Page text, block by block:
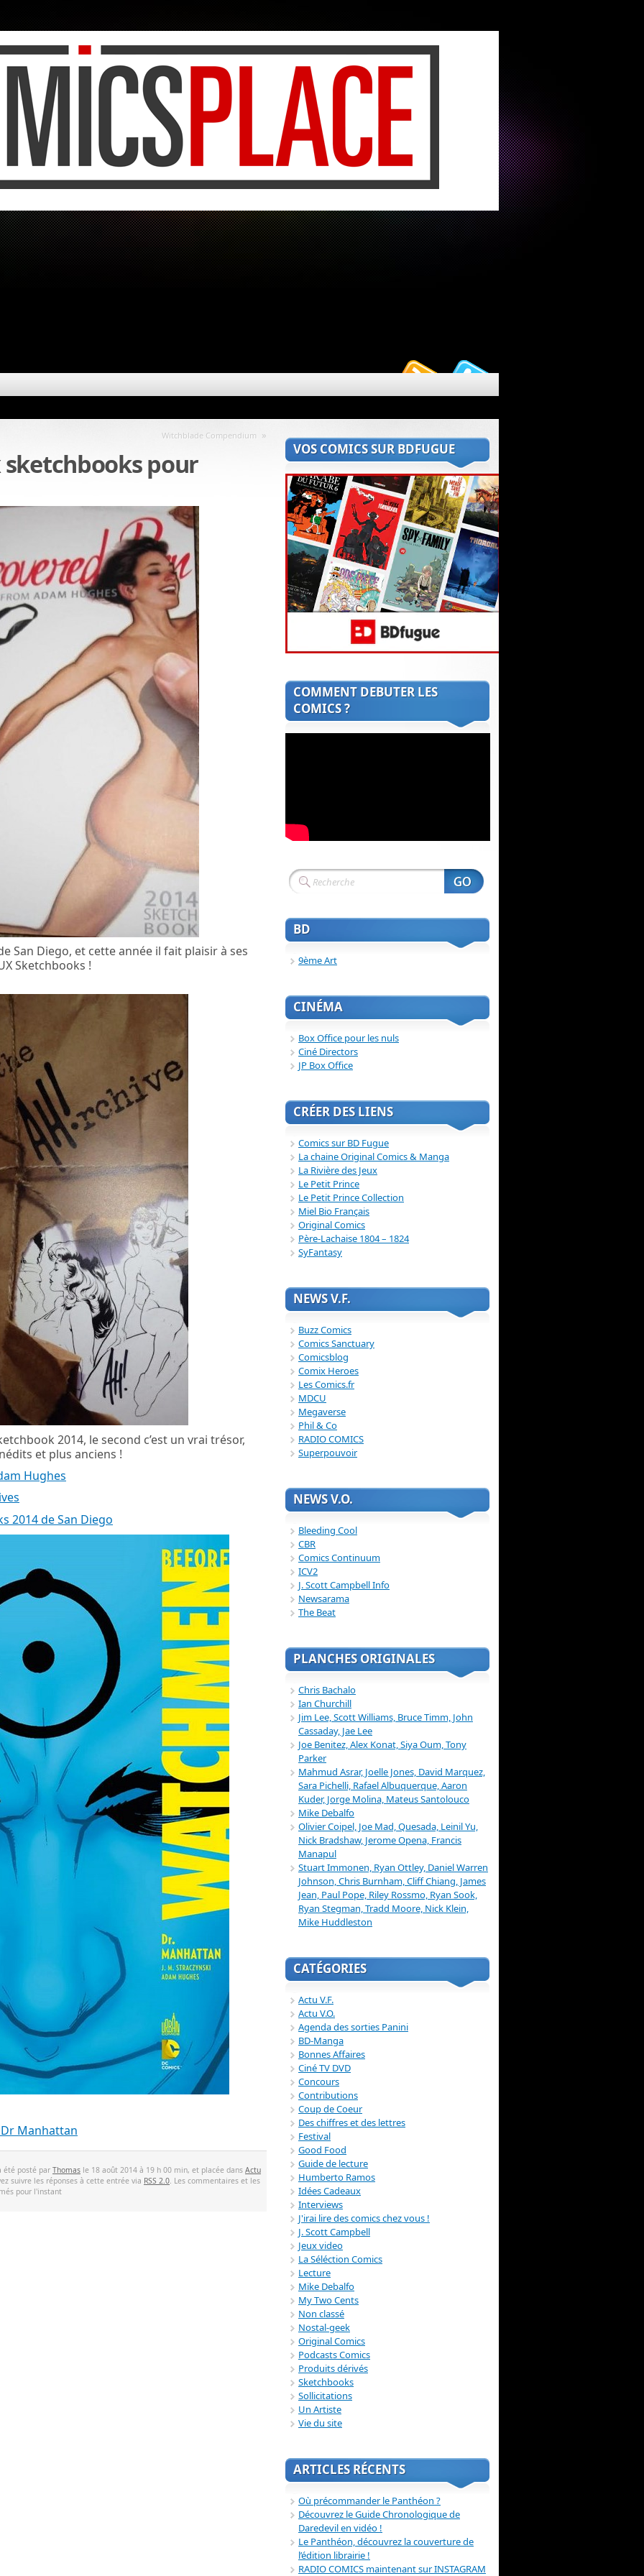
Witchblade Compendium »
pour
San Diego, et cette année il fait plaisir à ses
Sketchbooks !
2014, le second c’est un vrai trésor,
et plus anciens !
Hughes
2014 de San Diego
Manhattan
été posté par Thomas le 18 août 2014 à 19 h 00 min, et placée dans Actu
suivre les réponses à cette entrée via RSS 2.0. Les commentaires et les
pour l'instant
VOS COMICS SUR BDFUGUE
COMMENT DEBUTER LES
COMICS ?
BD
9ème Art
CINÉMA
Box Office pour les nuls
Ciné Directors
JP Box Office
CRÉER DES LIENS
Comics sur BD Fugue
La chaine Original Comics & Manga
La Rivière des Jeux
Le Petit Prince
Le Petit Prince Collection
Miel Bio Français
Original Comics
Père-Lachaise 1804 – 1824
SyFantasy
NEWS V.F.
Buzz Comics
Comics Sanctuary
Comicsblog
Comix Heroes
Les Comics.fr
MDCU
Megaverse
Phil & Co
RADIO COMICS
Superpouvoir
NEWS V.O.
Bleeding Cool
CBR
Comics Continuum
ICV2
J. Scott Campbell Info
Newsarama
The Beat
PLANCHES ORIGINALES
Chris Bachalo
Ian Churchill
Jim Lee, Scott Williams, Bruce Timm, John
Cassaday, Jae Lee
Joe Benitez, Alex Konat, Siya Oum, Tony
Parker
Mahmud Asrar, Joelle Jones, David Marquez,
Sara Pichelli, Rafael Albuquerque, Aaron
Kuder, Jorge Molina, Mateus Santolouco
Mike Debalfo
Olivier Coipel, Joe Mad, Quesada, Leinil Yu,
Nick Bradshaw, Jerome Opena, Francis
Manapul
Stuart Immonen, Ryan Ottley, Daniel Warren
Johnson, Chris Burnham, Cliff Chiang, James
Jean, Paul Pope, Riley Rossmo, Ryan Sook,
Ryan Stegman, Tradd Moore, Nick Klein,
Mike Huddleston
CATÉGORIES
Actu V.F.
Actu V.O.
Agenda des sorties Panini
BD-Manga
Bonnes Affaires
Ciné TV DVD
Concours
Contributions
Coup de Coeur
Des chiffres et des lettres
Festival
Good Food
Guide de lecture
Humberto Ramos
Idées Cadeaux
Interviews
J'irai lire des comics chez vous !
J. Scott Campbell
Jeux video
La Séléction Comics
Lecture
Mike Debalfo
My Two Cents
Non classé
Nostal-geek
Original Comics
Podcasts Comics
Produits dérivés
Sketchbooks
Sollicitations
Un Artiste
Vie du site
ARTICLES RÉCENTS
Où précommander le Panthéon ?
Découvrez le Guide Chronologique de
Daredevil en vidéo !
Le Panthéon, découvrez la couverture de
l’édition librairie !
RADIO COMICS maintenant sur INSTAGRAM